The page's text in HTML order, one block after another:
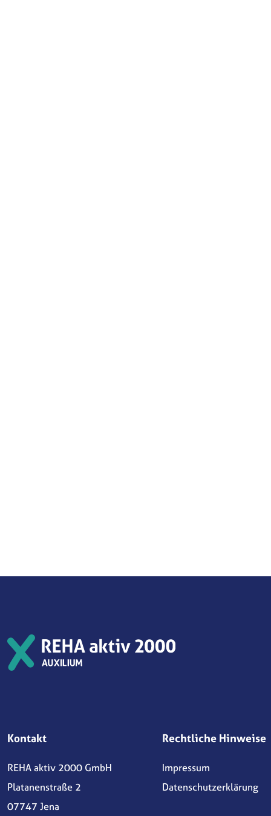
Kontakt
REHA aktiv 2000 GmbH
Platanenstraße 2
07747 Jena
Rechtliche Hinweise
Impressum
Datenschutzerklärung